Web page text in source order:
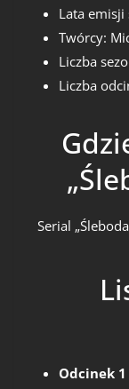
Lata
Twórcy:
Liczba
Liczba
Serial
Odcinek 1